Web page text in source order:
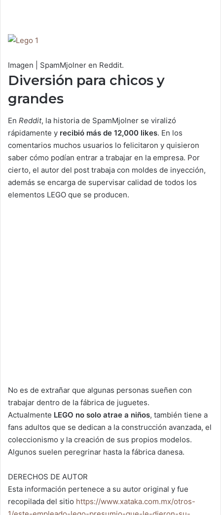
Imagen | SpamMjolner en Reddit.
Diversión para chicos y
grandes
En Reddit, la historia de SpamMjolner se viralizó
rápidamente y recibió más de 12,000 likes. En los
comentarios muchos usuarios lo felicitaron y quisieron
saber cómo podían entrar a trabajar en la empresa. Por
cierto, el autor del post trabaja con moldes de inyección,
además se encarga de supervisar calidad de todos los
elementos LEGO que se producen.
No es de extrañar que algunas personas sueñen con
trabajar dentro de la fábrica de juguetes.
Actualmente LEGO no solo atrae a niños, también tiene a
fans adultos que se dedican a la construcción avanzada, el
coleccionismo y la creación de sus propios modelos.
Algunos suelen peregrinar hasta la fábrica danesa.
DERECHOS DE AUTOR
Esta información pertenece a su autor original y fue
recopilada del sitio https://www.xataka.com.mx/otros-